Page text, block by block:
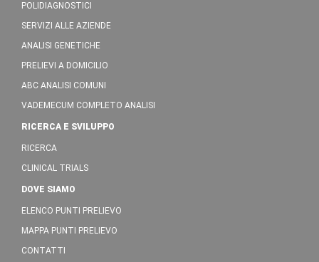
POLIDIAGNOSTICI
SERVIZI ALLE AZIENDE
ANALISI GENETICHE
PRELIEVI A DOMICILIO
ABC ANALISI COMUNI
VADEMECUM COMPLETO ANALISI
RICERCA E SVILUPPO
RICERCA
CLINICAL TRIALS
DOVE SIAMO
ELENCO PUNTI PRELIEVO
MAPPA PUNTI PRELIEVO
CONTATTI